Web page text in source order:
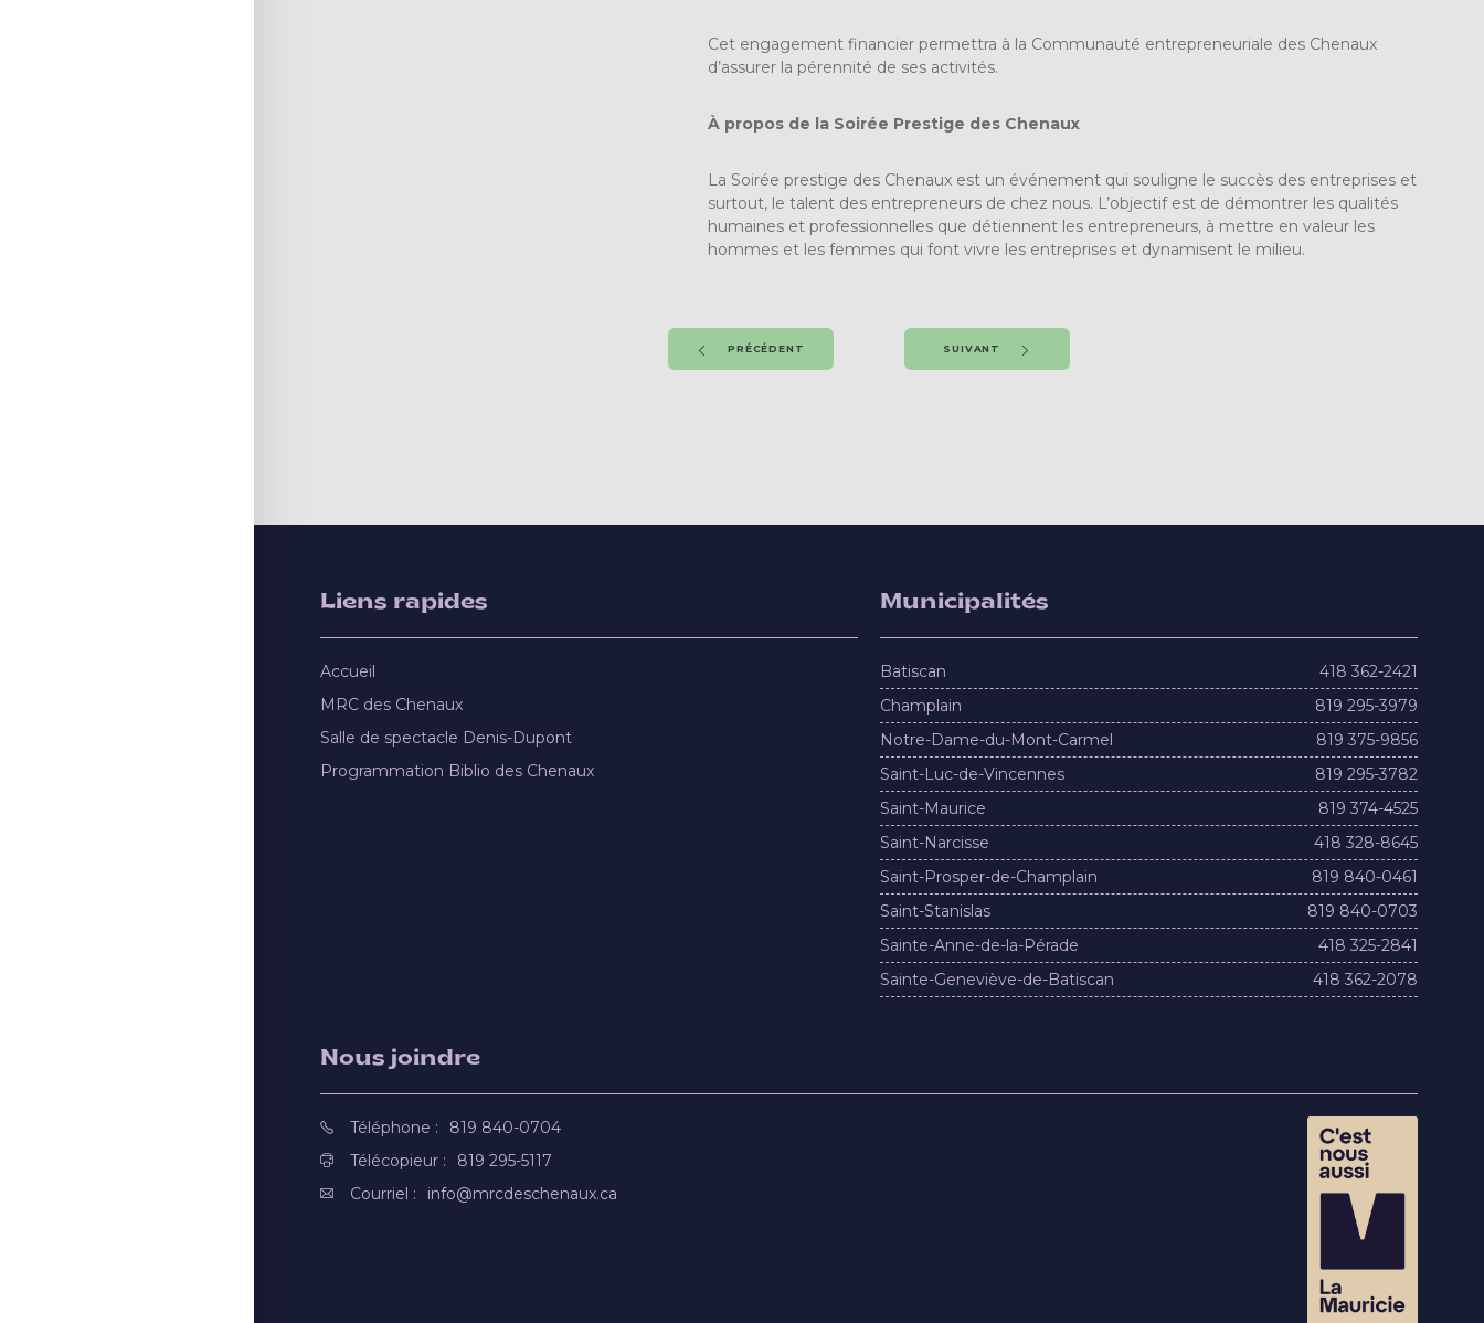
Cet engagement financier permettra à la Communauté entrepreneuriale des Chenaux
d’assurer la pérennité de ses activités.
À propos de la Soirée Prestige des Chenaux
La Soirée prestige des Chenaux est un événement qui souligne le succès des entreprises et
surtout, le talent des entrepreneurs de chez nous. L’objectif est de démontrer les qualités
humaines et professionnelles que détiennent les entrepreneurs, à mettre en valeur les
hommes et les femmes qui font vivre les entreprises et dynamisent le milieu.
PRÉCÉDENT SUIVANT
Liens rapides
Accueil
MRC des Chenaux
Salle de spectacle Denis-Dupont
Programmation Biblio des Chenaux
Municipalités
Batiscan
418 362-2421
Champlain
819 295-3979
Notre-Dame-du-Mont-Carmel
819 375-9856
Saint-Luc-de-Vincennes
819 295-3782
Saint-Maurice
819 374-4525
Saint-Narcisse
418 328-8645
Saint-Prosper-de-Champlain
819 840-0461
Saint-Stanislas
819 840-0703
Sainte-Anne-de-la-Pérade
418 325-2841
Sainte-Geneviève-de-Batiscan
418 362-2078
Nous joindre
Téléphone :
819 840-0704
Télécopieur :
819 295-5117
Courriel :
info@mrcdeschenaux.ca